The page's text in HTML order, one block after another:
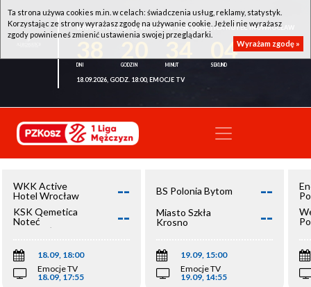
WKK ACTIVE HOTEL WROCŁAW - KSK QEMETICA NOTEĆ INOWROCŁAW
04
18.09.2026, GODZ. 18:00, EMOCJE TV
WKK Active
Hotel Wrocław
--
KSK Qemetica
Noteć
Inowrocław
--
18.09, 18:00
Emocje TV
18.09, 17:55
BS Polonia Bytom --
Miasto Szkła
Krosno
--
19.09, 15:00
Emocje TV
19.09, 14:55
Ta strona używa cookies m.in. w celach: świadczenia usług, reklamy, statystyk.
Korzystając ze strony wyrażasz zgodę na używanie cookie. Jeżeli nie wyrażasz
zgody powinieneś zmienić ustawienia swojej przeglądarki.
Wyrażam zgodę »